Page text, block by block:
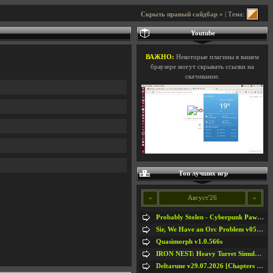
Скрыть правый сайдбар » | Тема:
Youtube
ВАЖНО: Некоторые плагины в вашем
браузере могут скрывать ссылки на
скачивание.
Топ лучших игр
« Август'26 »
Probably Stolen - Cyberpunk Pawnshop Simulator v048c [Playtest]
Sir, We Have an Orc Problem v05.08.2026
Quasimorph v1.0.566s
IRON NEST: Heavy Turret Simulator v1.0a
Deltarune v29.07.2026 [Chapters 1-5] / + RUS [Chapters 1-5]